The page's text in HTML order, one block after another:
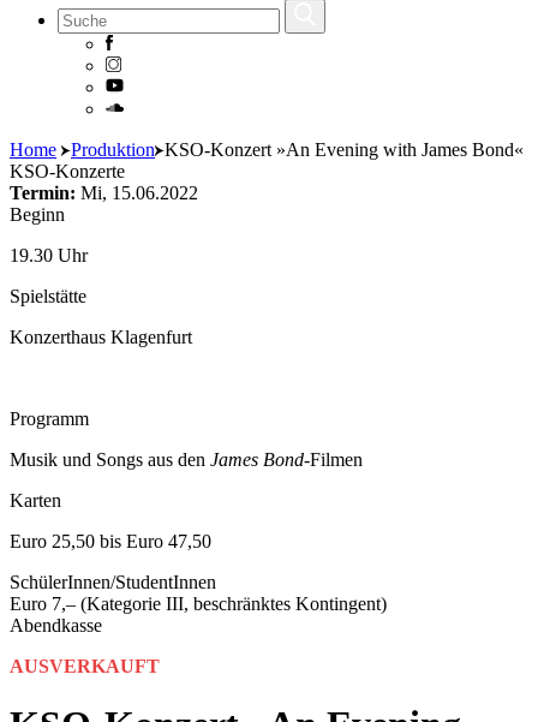
Skip
to
content
Home Produktion KSO-Konzert »An Evening with James Bond«
KSO-Konzerte
Termin: Mi, 15.06.2022
Beginn
19.30 Uhr
Spielstätte
Konzerthaus Klagenfurt
Programm
Musik und Songs aus den James Bond-Filmen
Karten
Euro 25,50 bis Euro 47,50
SchülerInnen/StudentInnen
Euro 7,– (Kategorie III, beschränktes Kontingent)
Abendkasse
AUSVERKAUFT